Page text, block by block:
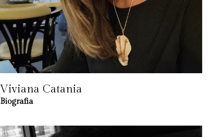
Viviana Catania
Biografia